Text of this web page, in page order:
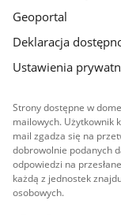
Geoportal
Deklaracja
Ustawienia
Strony dostępne w
mailowych. Użytkownik
mail zgadza się na
dobrowolnie podanych
odpowiedzi na
każdą z jednostek
osobowych.